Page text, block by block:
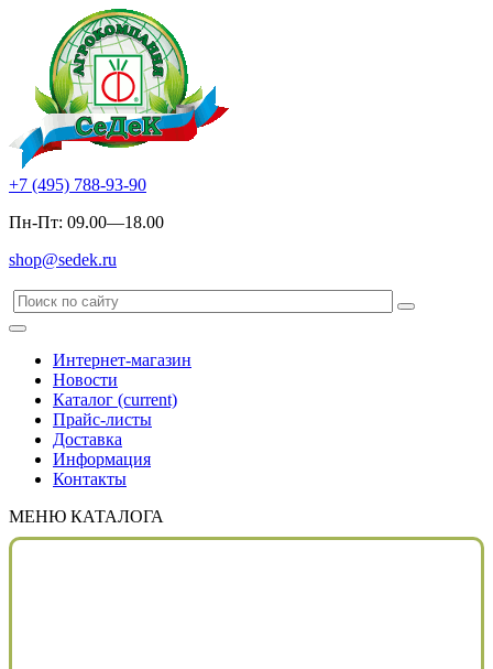
+7 (495) 788-93-90
Пн-Пт: 09.00—18.00
shop@sedek.ru
Интернет-магазин
Новости
Каталог (current)
Прайс-листы
Доставка
Информация
Контакты
МЕНЮ КАТАЛОГА